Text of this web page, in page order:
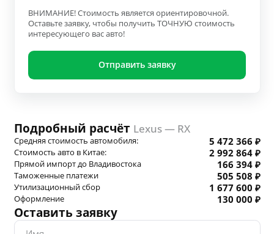
ВНИМАНИЕ! Стоимость является ориентировочной.
Оставьте заявку, чтобы получить ТОЧНУЮ стоимость
интересующего вас авто!
Отправить заявку
Подробный расчёт Lexus — RX
Средняя стоимость автомобиля: 5 472 366 ₽
Стоимость авто в Китае: 2 992 864 ₽
Прямой импорт до Владивостока 166 394 ₽
Таможенные платежи 505 508 ₽
Утилизационный сбор 1 677 600 ₽
Оформление 130 000 ₽
Оставить заявку